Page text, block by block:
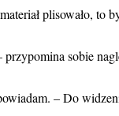
plisowało, to
przypomina sobie
– Do